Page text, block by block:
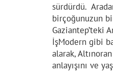
sürdürdü.
birçoğunuzun
Gaziantep’teki
İşModern gibi
alarak,
anlayışını ve